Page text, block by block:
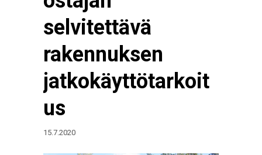
selvitettävä
rakennuksen
jatkokäyttötarkoit
us
15.7.2020